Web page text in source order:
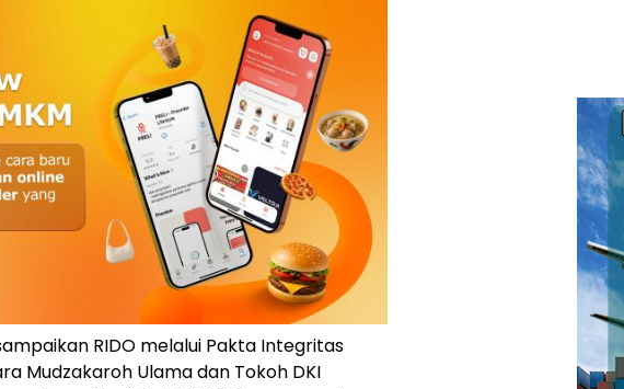
RIDO melalui Pakta Integritas
Mudzakaroh Ulama dan Tokoh DKI